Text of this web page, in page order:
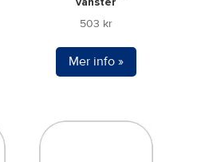
vänster
503 kr
Mer info »